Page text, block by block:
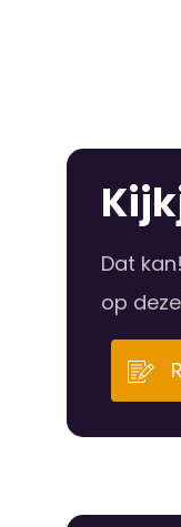
Dat
op